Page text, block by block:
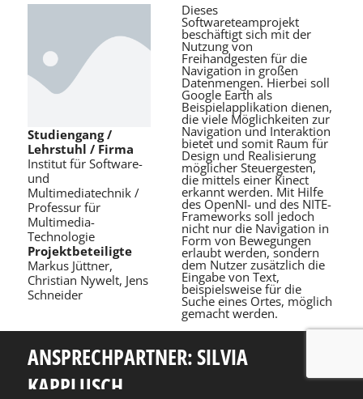
Studiengang /
Lehrstuhl / Firma
Institut für Software-
und
Multimediatechnik /
Professur für
Multimedia-
Technologie
Projektbeteiligte
Markus Jüttner,
Christian Nywelt, Jens
Schneider
Dieses
Softwareteamprojekt
beschäftigt sich mit der
Nutzung von
Freihandgesten für die
Navigation in großen
Datenmengen. Hierbei soll
Google Earth als
Beispielapplikation dienen,
die viele Möglichkeiten zur
Navigation und Interaktion
bietet und somit Raum für
Design und Realisierung
möglicher Steuergesten,
die mittels einer Kinect
erkannt werden. Mit Hilfe
des OpenNI- und des NITE-
Frameworks soll jedoch
nicht nur die Navigation in
Form von Bewegungen
erlaubt werden, sondern
dem Nutzer zusätzlich die
Eingabe von Text,
beispielsweise für die
Suche eines Ortes, möglich
gemacht werden.
ANSPRECHPARTNER: SILVIA
KAPPLUSCH